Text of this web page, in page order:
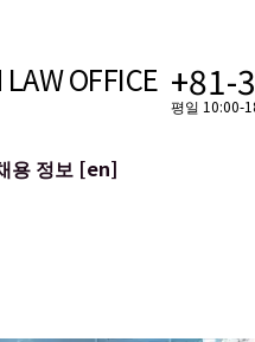
OFFICE +81-
평일 10:00-
용 정보 [en]